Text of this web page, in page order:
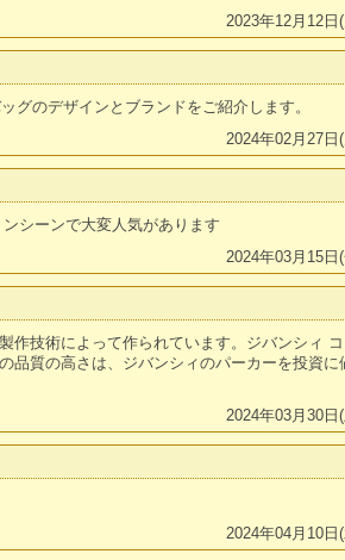
2023年12月12日
グのデザインとブランドをご紹介します。
2024年02月27日
シーンで大変人気があります
2024年03月15日
作技術によって作られています。ジバンシィ
品質の高さは、ジバンシィのパーカーを投資に
2024年03月30日
2024年04月10日